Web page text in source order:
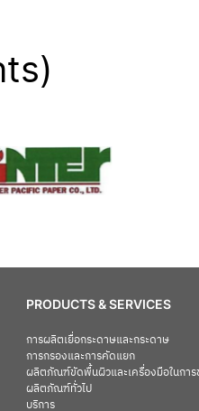
PRODUCTS & SERVICES
การผลิตเยื่อกระดาษและกระดาษ
การกรองและการคัดแยก
ผลิตภัณฑ์ขัดพื้นผิวและเครื่องมือในการ
ผลิตภัณฑ์ทั่วไป
บริการ